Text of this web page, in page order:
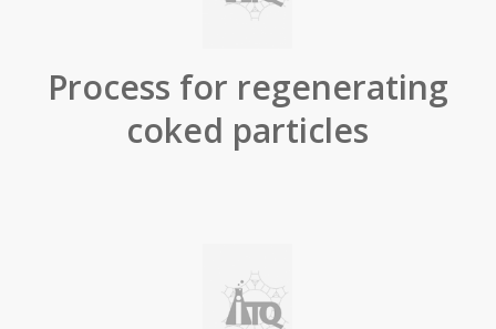
Process for regenerating
coked particles